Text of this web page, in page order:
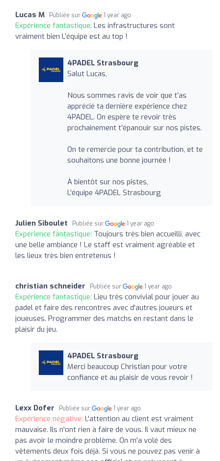
Lucas M Publiée sur 1 year ago
Expérience fantastique: Les infrastructures sont
vraiment bien L’équipe est au top !
4PADEL Strasbourg
Salut Lucas,
Nous sommes ravis de voir que t’as
apprécié ta dernière expérience chez
4PADEL. On espère te revoir très
prochainement t’épanouir sur nos pistes.
On te remercie pour ta contribution, et te
souhaitons une bonne journée !
À bientôt sur nos pistes,
L’équipe 4PADEL Strasbourg
Julien Siboulet Publiée sur 1 year ago
Expérience fantastique: Toujours très bien accueilli, avec
une belle ambiance ! Le staff est vraiment agréable et
les lieux très bien entretenus !
christian schneider Publiée sur 1 year ago
Expérience fantastique: Lieu très convivial pour jouer au
padel et faire des rencontres avec d'autres joueurs et
joueuses. Programmer des matchs en restant dans le
plaisir du jeu.
4PADEL Strasbourg
Merci beaucoup Christian pour votre
confiance et au plaisir de vous revoir !
Lexx Dofer Publiée sur 1 year ago
Expérience négative: L'attention au client est vraiment
mauvaise. Ils n'ont rien à faire de vous. Il vaut mieux ne
pas avoir le moindre problème. On m'a volé des
vêtements deux fois déjà. Si vous ne pouvez pas venir à